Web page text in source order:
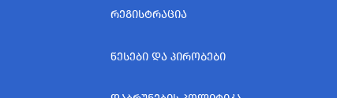
ᲠᲔᲒᲘᲡᲢᲠᲐᲪᲘᲐ
ᲬᲔᲡᲔᲑᲘ ᲓᲐ ᲞᲘᲠᲝᲑᲔᲑᲘ